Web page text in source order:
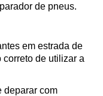
de pneus.
em estrada de
correto de utilizar a
deparar com